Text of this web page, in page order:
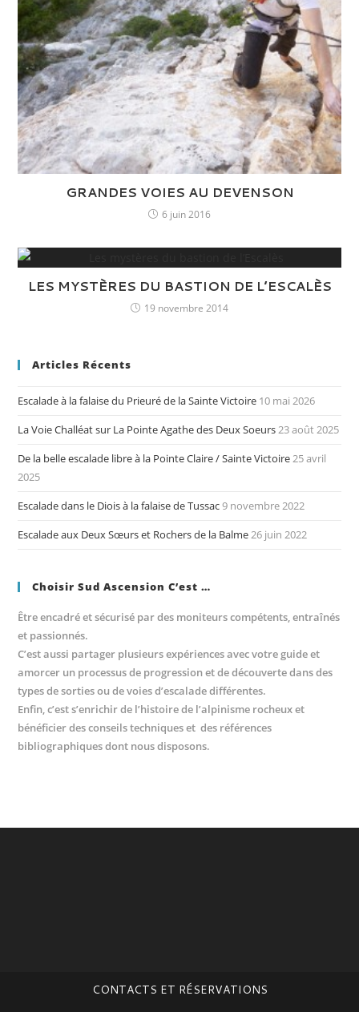
GRANDES VOIES AU DEVENSON
6 juin 2016
LES MYSTÈRES DU BASTION DE L’ESCALÈS
19 novembre 2014
Articles Récents
Escalade à la falaise du Prieuré de la Sainte Victoire 10 mai 2026
La Voie Challéat sur La Pointe Agathe des Deux Soeurs 23 août 2025
De la belle escalade libre à la Pointe Claire / Sainte Victoire 25 avril
2025
Escalade dans le Diois à la falaise de Tussac9 novembre 2022
Escalade aux Deux Sœurs et Rochers de la Balme 26 juin 2022
Choisir Sud Ascension C’est …
Être encadré et sécurisé par des moniteurs compétents, entraînés
et passionnés.
C’est aussi partager plusieurs expériences avec votre guide et
amorcer un processus de progression et de découverte dans des
types de sorties ou de voies d’escalade différentes.
Enfin, c’est s’enrichir de l’histoire de l’alpinisme rocheux et
bénéficier des conseils techniques et des références
bibliographiques dont nous disposons.
CONTACTS ET RÉSERVATIONS